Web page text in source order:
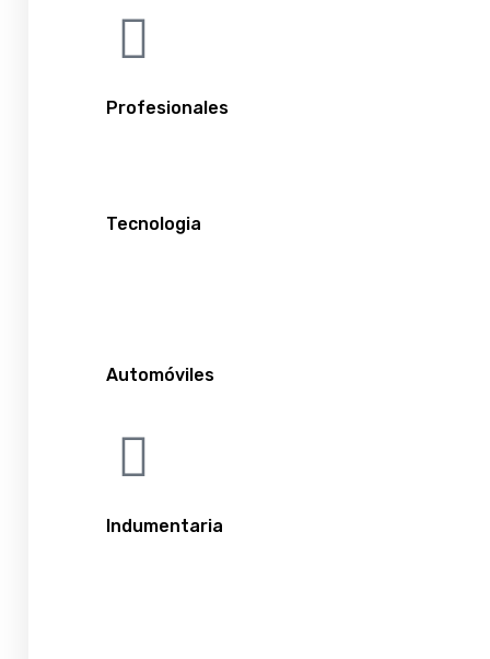
Profesionales
Tecnologia
Automóviles
Indumentaria